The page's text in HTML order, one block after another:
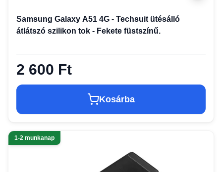
Samsung Galaxy A51 4G - Techsuit ütésálló
átlátszó szilikon tok - Fekete füstszínű.
2 600 Ft
Kosárba
1-2 munkanap